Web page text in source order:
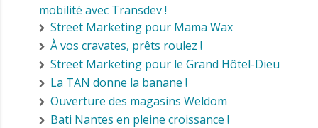
mobilité avec Transdev !
Street Marketing pour Mama Wax
À vos cravates, prêts roulez !
Street Marketing pour le Grand Hôtel-Dieu
La TAN donne la banane !
Ouverture des magasins Weldom
Bati Nantes en pleine croissance !